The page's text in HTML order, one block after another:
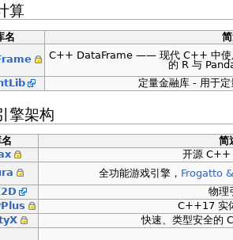
算
名
C++ DataFrame —— 现代 C++ 中使
的 R 与
定量金融库 - 用于
擎架构
简
开源 C++
全功能游戏引擎， Frogatto
物理
C++17 实
快速、类型安全的